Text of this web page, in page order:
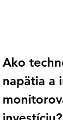
SolarEdge
môžete
obsahuje
Ako
napätia a